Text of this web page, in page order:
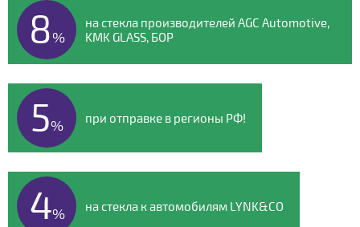
8%
на стекла производителей AGC Automotive,
KMK GLASS, БОР
5% при отправке в регионы РФ!
4% на стекла к автомобилям LYNK&CO